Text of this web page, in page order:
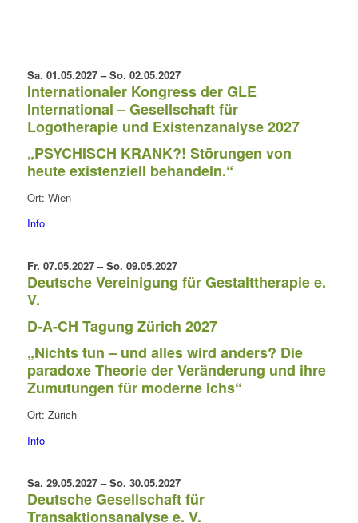
Sa. 01.05.2027 – So. 02.05.2027
Internationaler Kongress der GLE
International –Gesellschaft für
Logotherapie und Existenzanalyse2027
„PSYCHISCH KRANK?! Störungen von
heute existenziell behandeln.“
Ort: Wien
Info
Fr. 07.05.2027 – So. 09.05.2027
Deutsche Vereinigung für Gestalttherapie e.
V.
D-A-CH Tagung Zürich 2027
„Nichts tun – und alles wird anders? Die
paradoxe Theorie der Veränderung und ihre
Zumutungen für moderne Ichs“
Ort: Zürich
Info
Sa. 29.05.2027 – So. 30.05.2027
Deutsche Gesellschaft für
Transaktionsanalyse e. V.